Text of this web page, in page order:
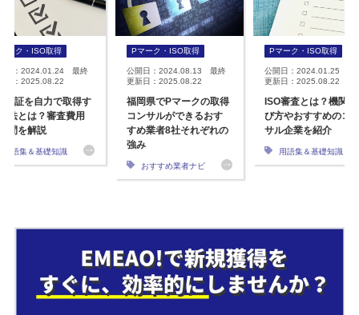
ーク・ISO取得
日：2024.01.24 最終
日：2025.08.22
認証を自力で取得す
法とは？審査費用
間を解説
用語集＆基礎知識
Pマーク・ISO取得
公開日：2024.08.13 最終
更新日：2025.08.22
福岡県でPマークの取得
コンサルができるおす
すめ業者8社それぞれの
強み
おすすめ業者ナビ
Pマーク・ISO取得
公開日：2024.01.25 最
更新日：2025.08.22
ISO審査とは？機関
び方やおすすめのコ
サル企業を紹介
用語集＆基礎知識